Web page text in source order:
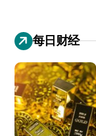
每日财经